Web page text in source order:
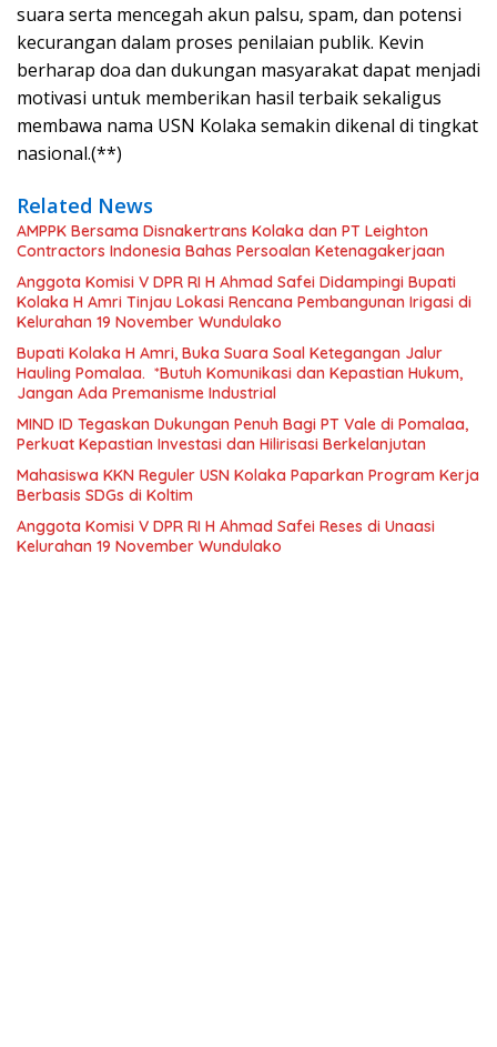
suara serta mencegah akun palsu, spam, dan potensi
kecurangan dalam proses penilaian publik. Kevin
berharap doa dan dukungan masyarakat dapat menjadi
motivasi untuk memberikan hasil terbaik sekaligus
membawa nama USN Kolaka semakin dikenal di tingkat
nasional.(**)
Related News
AMPPK Bersama Disnakertrans Kolaka dan PT Leighton
Contractors Indonesia Bahas Persoalan Ketenagakerjaan
Anggota Komisi V DPR RI H Ahmad Safei Didampingi Bupati
Kolaka H Amri Tinjau Lokasi Rencana Pembangunan Irigasi di
Kelurahan 19 November Wundulako
Bupati Kolaka H Amri, Buka Suara Soal Ketegangan Jalur
Hauling Pomalaa. *Butuh Komunikasi dan Kepastian Hukum,
Jangan Ada Premanisme Industrial
MIND ID Tegaskan Dukungan Penuh Bagi PT Vale di Pomalaa,
Perkuat Kepastian Investasi dan Hilirisasi Berkelanjutan
Mahasiswa KKN Reguler USN Kolaka Paparkan Program Kerja
Berbasis SDGs di Koltim
Anggota Komisi V DPR RI H Ahmad Safei Reses di Unaasi
Kelurahan 19 November Wundulako